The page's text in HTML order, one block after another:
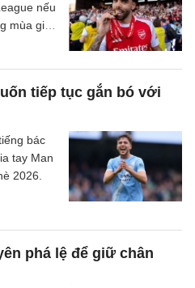
nếu
mùa giải
tiếp tục gắn bó với
bác
tay Man
2026.
phá lệ để giữ chân